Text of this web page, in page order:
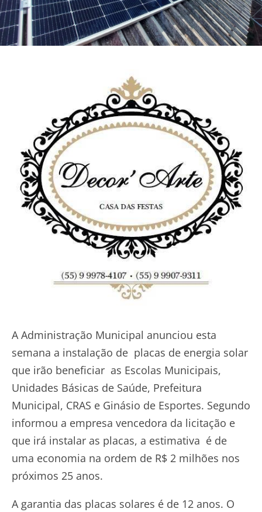
A Administração Municipal anunciou esta
semana a instalação de placas de energia solar
que irão beneficiar as Escolas Municipais,
Unidades Básicas de Saúde, Prefeitura
Municipal, CRAS e Ginásio de Esportes. Segundo
informou a empresa vencedora da licitação e
que irá instalar as placas, a estimativa é de
uma economia na ordem de R$ 2 milhões nos
próximos 25 anos.
A garantia das placas solares é de 12 anos. O